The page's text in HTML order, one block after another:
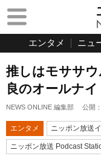
エンタメ ニュ
推しはモササ
良のオールナイ
NEWS ONLINE 編集部 公開：
エンタメ ニッポン放送
ニッポン放送 Podcast